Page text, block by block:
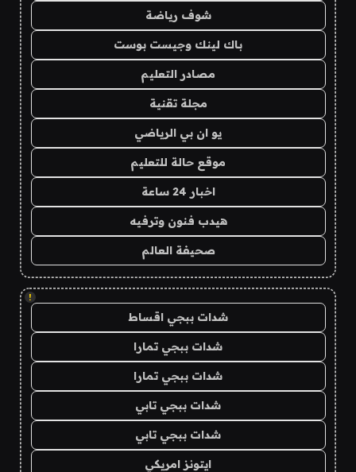
شوف رياضة
باك لينك وجيست بوست
مصادر التعليم
مجلة تقنية
يو ان بي الرياضي
موقع حالة للتعليم
اخبار 24 ساعة
هيدب فنون وترفيه
صحيفة العالم
!
شدات ببجي اقساط
شدات ببجي تمارا
شدات ببجي تمارا
شدات ببجي تابي
شدات ببجي تابي
ايتونز امريكي